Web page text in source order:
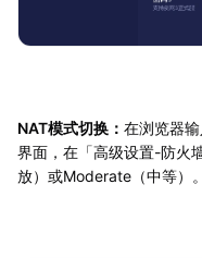
NAT模式切换： 在浏览器
界面，在「高级设置-防火
放）或Moderate（中等）。